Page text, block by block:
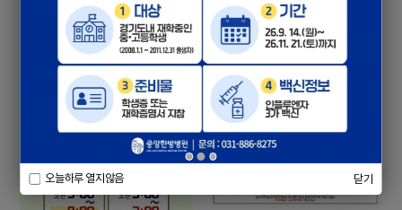
오늘하루 열지않음 닫기
26년 6월 8일 ~ 26년 6
월 14일, 중앙한방병원 입
원 식단, 암환자 식단
2026-06-06
26년 6월 1일 ~ 26년 6월
7일, 중앙한방병원 입원
식단, 암환자 식이관리
2026-06-01